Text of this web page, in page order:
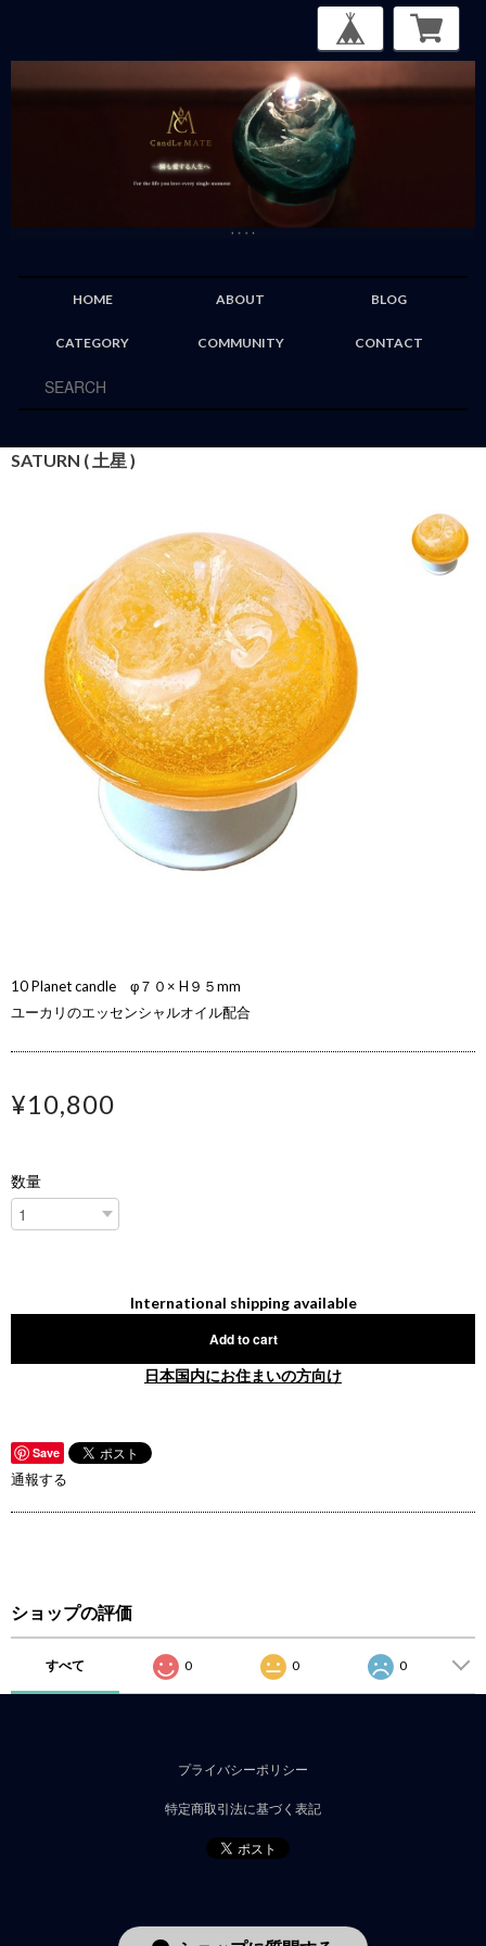
HOME ABOUT BLOG
CATEGORY COMMUNITY CONTACT
SATURN ( 土星 )
10 Planet candle φ７０× H９５mm
ユーカリのエッセンシャルオイル配合
¥10,800
数量
International shipping available
Add to cart
日本国内にお住まいの方向け
Save
通報する
ショップの評価
すべて 0 0 0
プライバシーポリシー
特定商取引法に基づく表記